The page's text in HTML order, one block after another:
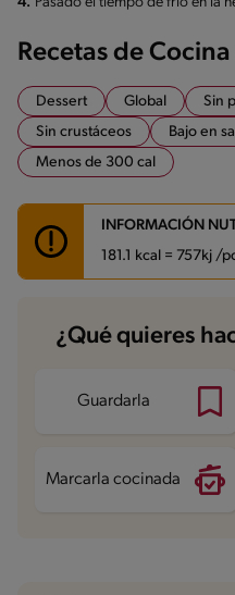
Recetas de
Dessert Global Sin
Sin crustáceos
Bajo en
Menos de 300 cal
INFORMACIÓN
181.1 kcal = 757kj /
Carbohidratos 18.4 g
Energía 181.1 kcal
Proteína
Grasas saturadas
¿Qué quieres
Guardarla
Marcarla cocinada